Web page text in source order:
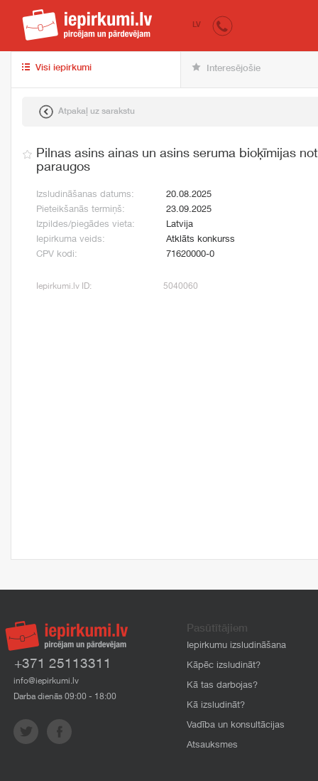
iepirkumi.lv
LV
Visi iepirkumi Interesējošie
Atpakaļ uz sarakstu
Pilnas asins ainas un asins seruma bioķīmijas
paraugos
Izsludināšanas datums:
20.08.2025
Pieteikšanās termiņš:
23.09.2025
Izpildes/piegādes vieta:
Latvija
Iepirkuma veids:
Atklāts konkurss
CPV kodi:
71620000-0
Iepirkumi.lv ID: 5040060
+371 25113311
info@iepirkumi.lv
Darba dienās 09:00 - 18:00
Pasūtītājiem
Iepirkumu izsludināšana
Kāpēc izsludināt?
Kā tas darbojas?
Kā izsludināt?
Vadība un konsultācijas
Atsauksmes